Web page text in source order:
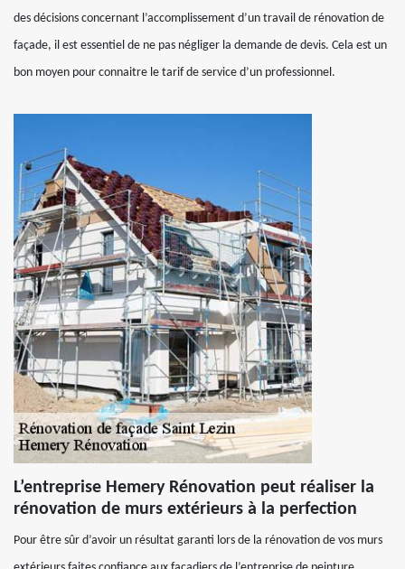
des décisions concernant l’accomplissement d’un travail de rénovation de
façade, il est essentiel de ne pas négliger la demande de devis. Cela est un
bon moyen pour connaitre le tarif de service d’un professionnel.
L’entreprise Hemery Rénovation peut réaliser la
rénovation de murs extérieurs à la perfection
Pour être sûr d’avoir un résultat garanti lors de la rénovation de vos murs